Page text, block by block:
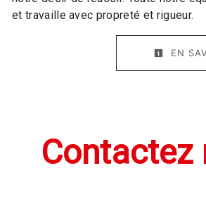
et travaille avec propreté et rigueur.
EN
Contactez